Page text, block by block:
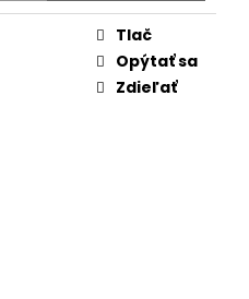
Tlač
Opýtať sa
Zdieľať